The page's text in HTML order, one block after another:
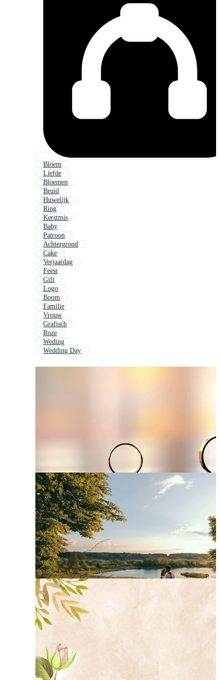
Bloem
Liefde
Bloemen
Bruid
Huwelijk
Ring
Kerstmis
Baby
Patroon
Achtergrond
Cake
Verjaardag
Feest
Gift
Logo
Boom
Familie
Vrouw
Grafisch
Roze
Weding
Wedding Day